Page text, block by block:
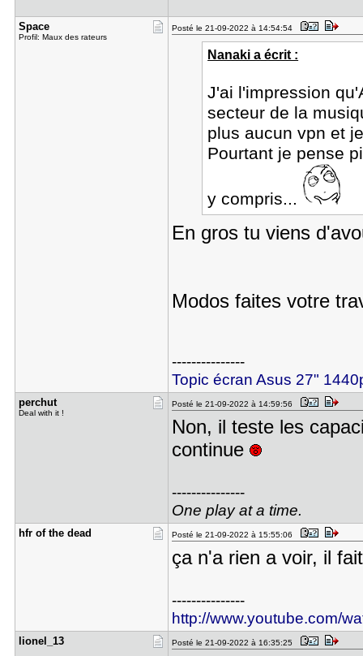
Space
Profil: Maux des rateurs
Posté le 21-09-2022 à 14:54:54
Nanaki a écrit :
J'ai l'impression
secteur de la
plus aucun vpn et
Pourtant je pense
y compris...
En gros tu viens
Modos faites votre
---------------
Topic écran Asus 27"
perchut
Deal with it !
Posté le 21-09-2022 à 14:59:56
Non, il teste les
continue
---------------
One play at a time.
hfr of the​ dead Posté le 21-09-2022 à 15:55:06
ça n'a rien a voir, il
---------------
http://www.youtube.com/
lionel_13 Posté le 21-09-2022 à 16:35:25